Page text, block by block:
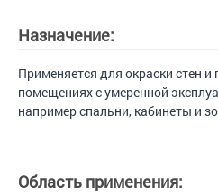
Назначение:
Применяется для окраски стен и
помещениях с умеренной
например спальни, кабинеты и
Область применения: